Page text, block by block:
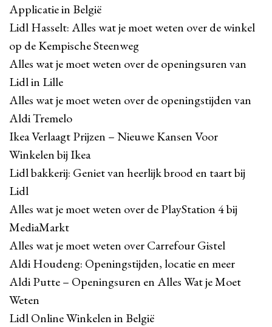
Applicatie in België
Lidl Hasselt: Alles wat je moet weten over de winkel
op de Kempische Steenweg
Alles wat je moet weten over de openingsuren van
Lidl in Lille
Alles wat je moet weten over de openingstijden van
Aldi Tremelo
Ikea Verlaagt Prijzen – Nieuwe Kansen Voor
Winkelen bij Ikea
Lidl bakkerij: Geniet van heerlijk brood en taart bij
Lidl
Alles wat je moet weten over de PlayStation 4 bij
MediaMarkt
Alles wat je moet weten over Carrefour Gistel
Aldi Houdeng: Openingstijden, locatie en meer
Aldi Putte – Openingsuren en Alles Wat je Moet
Weten
Lidl Online Winkelen in België